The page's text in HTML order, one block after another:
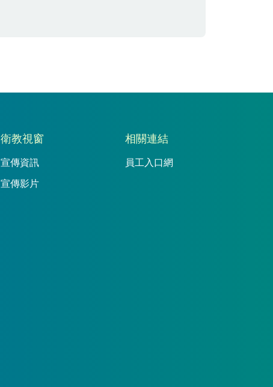
衛教視窗
宣傳資訊
宣傳影片
相關連結
員工入口網